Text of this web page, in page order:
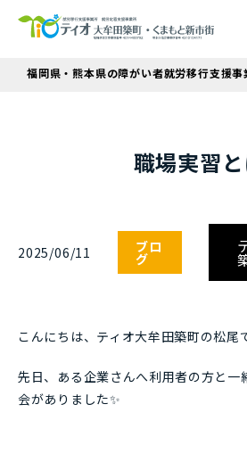
福岡県・熊本県の障がい者就労移行支援
職場実習
2025/06/11 ブロ
グ
こんにちは、ティオ大牟田築町の松
先日、ある企業さんへ利用者の方と一
会がありました✨